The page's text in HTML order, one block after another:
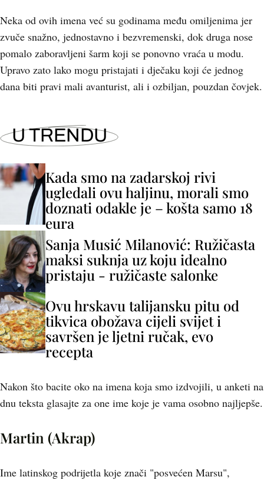
Neka od ovih imena već su godinama među omiljenima jer
zvuče snažno, jednostavno i bezvremenski, dok druga nose
pomalo zaboravljeni šarm koji se ponovno vraća u modu.
Upravo zato lako mogu pristajati i dječaku koji će jednog
dana biti pravi mali avanturist, ali i ozbiljan, pouzdan čovjek.
U TRENDU
Kada smo na zadarskoj rivi
ugledali ovu haljinu, morali smo
doznati odakle je – košta samo 18
eura
Sanja Musić Milanović: Ružičasta
maksi suknja uz koju idealno
pristaju - ružičaste salonke
Ovu hrskavu talijansku pitu od
tikvica obožava cijeli svijet i
savršen je ljetni ručak, evo
recepta
Nakon što bacite oko na imena koja smo izdvojili, u anketi na
dnu teksta glasajte za one ime koje je vama osobno najljepše.
Martin (Akrap)
Ime latinskog podrijetla koje znači "posvećen Marsu",